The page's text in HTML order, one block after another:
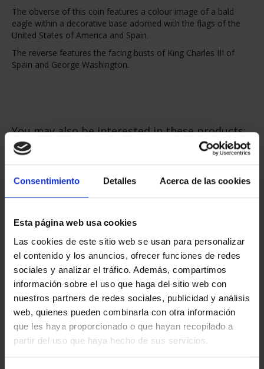
Consentimiento Detalles Acerca de las cookies
Esta página web usa cookies
Las cookies de este sitio web se usan para personalizar
el contenido y los anuncios, ofrecer funciones de redes
sociales y analizar el tráfico. Además, compartimos
información sobre el uso que haga del sitio web con
nuestros partners de redes sociales, publicidad y análisis
web, quienes pueden combinarla con otra información
que les haya proporcionado o que hayan recopilado a
partir del uso que haya hecho de sus servicios.
The obverse of this coin features a colour image of a bald
eagle within a decorative base adorned with the flags of the
United States of America and Spain.
The reverse features the facing busts of King Charles III of
Spain and George Washington.
You may also be interested in these products:
250TH USA - FARRAGUT SILVER COIN
€140.00